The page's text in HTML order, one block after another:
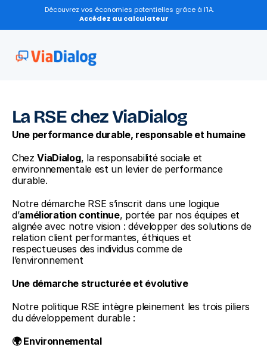
Découvrez vos économies potentielles grâce à l’IA.
Accédez au calculateur
La RSE chez ViaDialog
Une performance durable, responsable et humaine
Chez ViaDialog, la responsabilité sociale et
environnementale est un levier de performance
durable.
Notre démarche RSE s’inscrit dans une logique
d’amélioration continue, portée par nos équipes et
alignée avec notre vision : développer des solutions de
relation client performantes, éthiques et
respectueuses des individus comme de
l’environnement
Une démarche structurée et évolutive
Notre politique RSE intègre pleinement les trois piliers
du développement durable :
🌍 Environnemental